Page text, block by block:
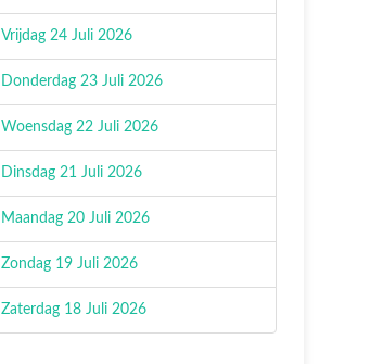
Vrijdag 24 Juli 2026
Donderdag 23 Juli 2026
Woensdag 22 Juli 2026
Dinsdag 21 Juli 2026
Maandag 20 Juli 2026
Zondag 19 Juli 2026
Zaterdag 18 Juli 2026